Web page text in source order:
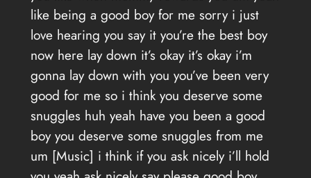
like being a good boy for me sorry i just
love hearing you say it you’re the best boy
now here lay down it’s okay it’s okay i’m
gonna lay down with you you’ve been very
good for me so i think you deserve some
snuggles huh yeah have you been a good
boy you deserve some snuggles from me
um [Music] i think if you ask nicely i’ll hold